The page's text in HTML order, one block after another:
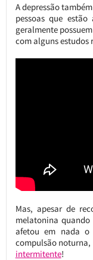
A depressão
pessoas que
geralmente
com alguns estudos
Mas, apesar de
melatonina
afetou em nada
compulsão
intermitente!